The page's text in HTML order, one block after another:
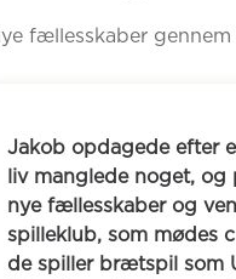
fællesskaber
hjernerystelse, at
Boblberg fandt han
I dag deltager han i
hver anden måned,
og Skip-Bo. Han